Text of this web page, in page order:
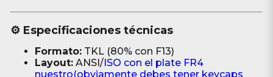
⚙️ Especificaciones técnicas
Formato:TKL (80% con F13)
Layout:ANSI/ISO con el plate FR4
nuestro(obviamente debes tener keycaps